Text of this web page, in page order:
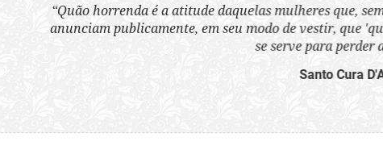
é a atitude daquelas mulheres que, sem nenhum pudor, se
em seu modo de vestir, que 'que são infames
se serve para perder as almas'.”